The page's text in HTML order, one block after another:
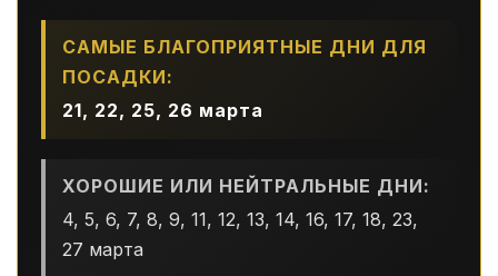
САМЫЕ БЛАГОПРИЯТНЫЕ ДНИ ДЛЯ
ПОСАДКИ:
21, 22, 25, 26 марта
ХОРОШИЕ ИЛИ НЕЙТРАЛЬНЫЕ ДНИ:
4, 5, 6, 7, 8, 9, 11, 12, 13, 14, 16, 17, 18, 23,
27 марта